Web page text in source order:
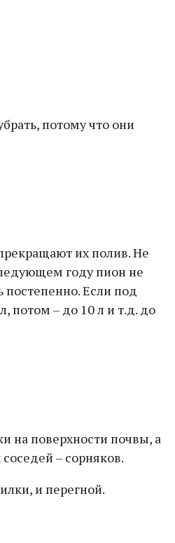
потому что они
их полив. Не
году пион не
Если под
потом – до 10 л и т.д. до
на поверхности почвы, а
– сорняков.
и перегной.